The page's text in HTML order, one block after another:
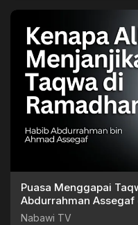
Puasa Menggapai
Abdurrahman Assegaf
Nabawi TV
Nabawi TV